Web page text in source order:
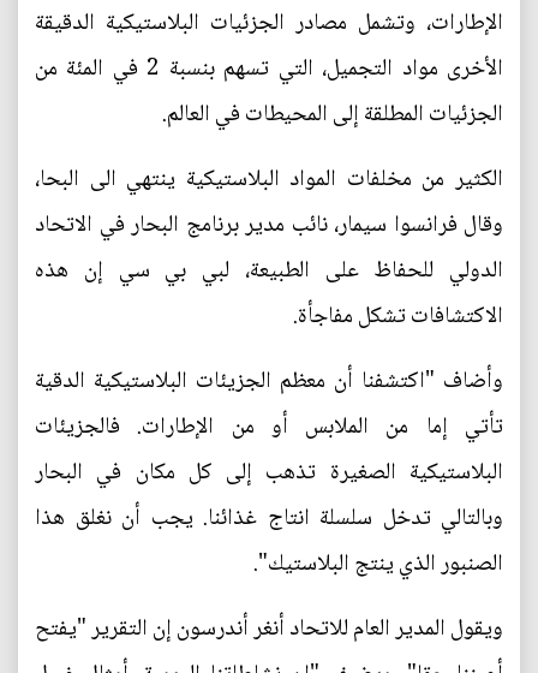
الإطارات، وتشمل مصادر الجزئيات البلاستيكية الدقيقة
الأخرى مواد التجميل، التي تسهم بنسبة 2 في المئة من
الجزئيات المطلقة إلى المحيطات في العالم.
الكثير من مخلفات المواد البلاستيكية ينتهي الى البحا،
وقال فرانسوا سيمار، نائب مدير برنامج البحار في الاتحاد
الدولي للحفاظ على الطبيعة، لبي بي سي إن هذه
الاكتشافات تشكل مفاجأة.
وأضاف "اكتشفنا أن معظم الجزيئات البلاستيكية الدقية
تأتي إما من الملابس أو من الإطارات. فالجزيئات
البلاستيكية الصغيرة تذهب إلى كل مكان في البحار
وبالتالي تدخل سلسلة انتاج غذائنا. يجب أن نغلق هذا
الصنبور الذي ينتج البلاستيك".
ويقول المدير العام للاتحاد أنغر أندرسون إن التقرير "يفتح